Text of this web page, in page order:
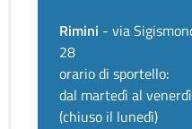
Rimini - via
28
orario di sportello:
dal martedì al
(chiuso il lunedì)